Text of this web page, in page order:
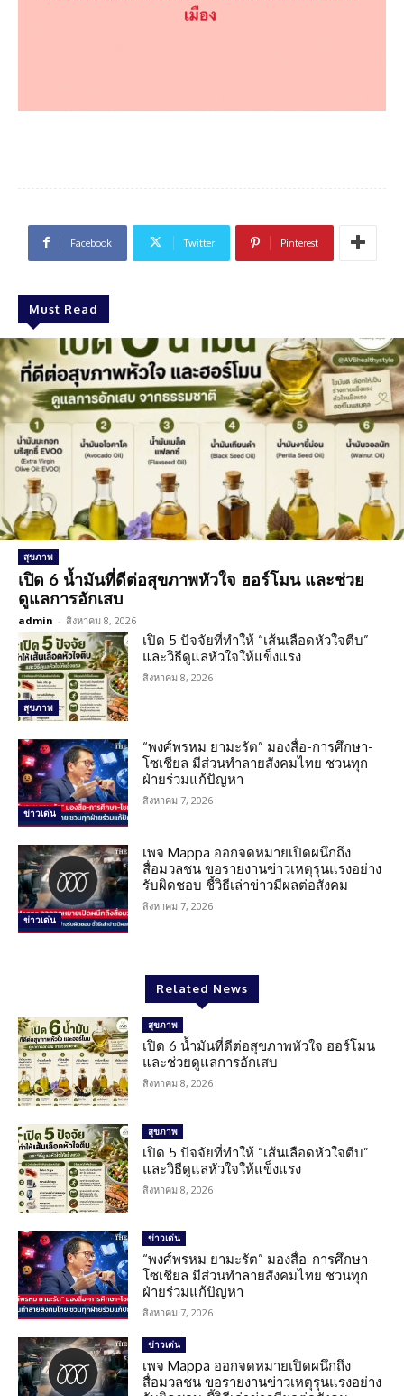
Facebook Twitter Pinterest
Must Read
สุขภาพ
เปิด 6 น้ำมันที่ดีต่อสุขภาพหัวใจ ฮอร์โมน และช่วย
ดูแลการอักเสบ
admin - สิงหาคม 8, 2026
สุขภาพ
เปิด 5 ปัจจัยที่ทำให้ “เส้นเลือดหัวใจตีบ”
และวิธีดูแลหัวใจให้แข็งแรง
สิงหาคม 8, 2026
ข่าวเด่น
“พงศ์พรหม ยามะรัต” มองสื่อ-การศึกษา-
โซเชียล มีส่วนทำลายสังคมไทย ชวนทุก
ฝ่ายร่วมแก้ปัญหา
สิงหาคม 7, 2026
ข่าวเด่น
เพจ Mappa ออกจดหมายเปิดผนึกถึง
สื่อมวลชน ขอรายงานข่าวเหตุรุนแรงอย่าง
รับผิดชอบ ชี้วิธีเล่าข่าวมีผลต่อสังคม
สิงหาคม 7, 2026
Related News
สุขภาพ
เปิด 6 น้ำมันที่ดีต่อสุขภาพหัวใจ ฮอร์โมน
และช่วยดูแลการอักเสบ
สิงหาคม 8, 2026
สุขภาพ
เปิด 5 ปัจจัยที่ทำให้ “เส้นเลือดหัวใจตีบ”
และวิธีดูแลหัวใจให้แข็งแรง
สิงหาคม 8, 2026
ข่าวเด่น
“พงศ์พรหม ยามะรัต” มองสื่อ-การศึกษา-
โซเชียล มีส่วนทำลายสังคมไทย ชวนทุก
ฝ่ายร่วมแก้ปัญหา
สิงหาคม 7, 2026
ข่าวเด่น
เพจ Mappa ออกจดหมายเปิดผนึกถึง
สื่อมวลชน ขอรายงานข่าวเหตุรุนแรงอย่าง